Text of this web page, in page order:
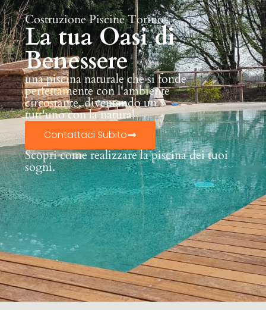
Costruzione Piscine Torino
La tua Oasi di
Benessere
una piscina naturale che si fonde
perfettamente con l'ambiente
circostante, diventando un
tutt'uno con la natura!
Contattaci Subito
Scopri come realizzare la piscina dei tuoi
sogni.